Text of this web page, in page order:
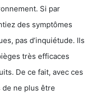
Si par
des symptômes
pas d’inquiétude. Ils
très efficaces
De ce fait, avec ces
ne plus être